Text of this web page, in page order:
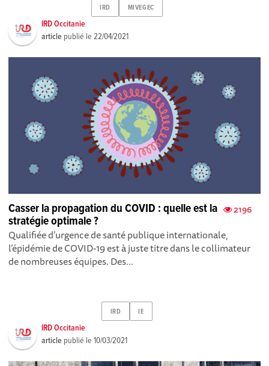
IRD MIVEGEC
IRD Occitanie
article publié le22/04/2021
2196
Casser la propagation du COVID : quelle est la
stratégie optimale ?
Qualifiée d’urgence de santé publique internationale,
l’épidémie de COVID-19 est à juste titre dans le collimateur
de nombreuses équipes. Des...
IRD IE
IRD Occitanie
article publié le10/03/2021